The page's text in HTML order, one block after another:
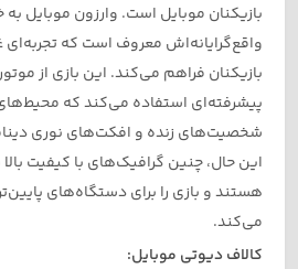
بازیکنان موبایل است. وارزون موبایل به
واقع‌گرایانه‌اش معروف است که تجربه‌ای
بازیکنان فراهم می‌کند. این بازی از
پیشرفته‌ای استفاده می‌کند که محیط‌های
شخصیت‌های زنده و افکت‌های نوری دینامیک
این حال، چنین گرافیک‌های با کیفیت بالا
هستند و بازی را برای دستگاه‌های پایین‌تر
می‌کند.
کالاف دیوتی موبایل: